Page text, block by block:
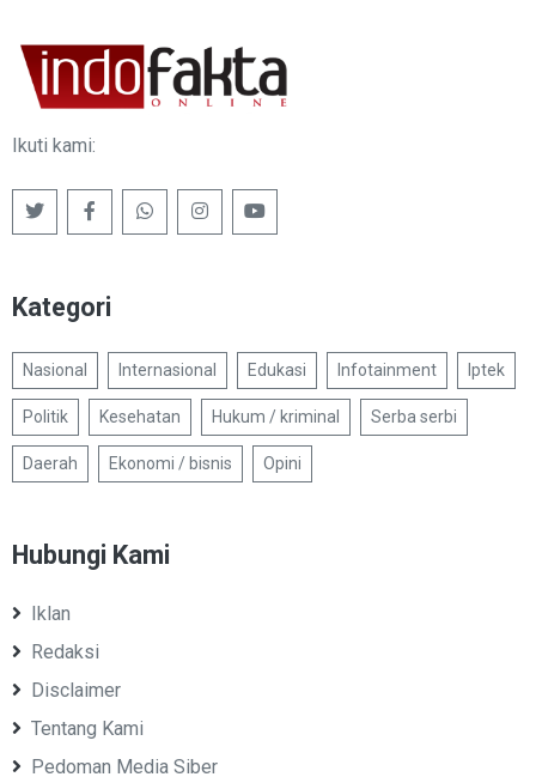
Ikuti kami:
Kategori
Nasional Internasional Edukasi Infotainment Iptek
Politik Kesehatan Hukum / kriminal Serba serbi
Daerah Ekonomi / bisnis Opini
Hubungi Kami
Iklan
Redaksi
Disclaimer
Tentang Kami
Pedoman Media Siber